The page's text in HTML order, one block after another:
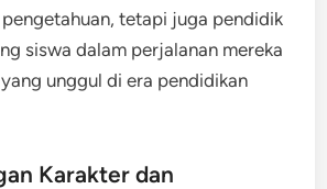
tetapi juga pendidik
siswa dalam perjalanan mereka
unggul di era pendidikan
Karakter dan